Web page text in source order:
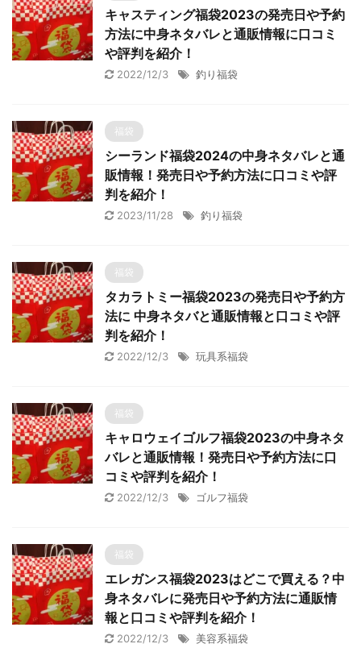
キャスティング福袋2023の発売日や予約
方法に中身ネタバレと通販情報に口コミ
や評判を紹介！
2022/12/3 釣り福袋
福袋
シーランド福袋2024の中身ネタバレと通
販情報！発売日や予約方法に口コミや評
判を紹介！
2023/11/28 釣り福袋
福袋
タカラトミー福袋2023の発売日や予約方
法に 中身ネタバと通販情報と口コミや評
判を紹介！
2022/12/3 玩具系福袋
福袋
キャロウェイゴルフ福袋2023の中身ネタ
バレと通販情報！発売日や予約方法に口
コミや評判を紹介！
2022/12/3 ゴルフ福袋
福袋
エレガンス福袋2023はどこで買える？中
身ネタバレに発売日や予約方法に通販情
報と口コミや評判を紹介！
2022/12/3 美容系福袋